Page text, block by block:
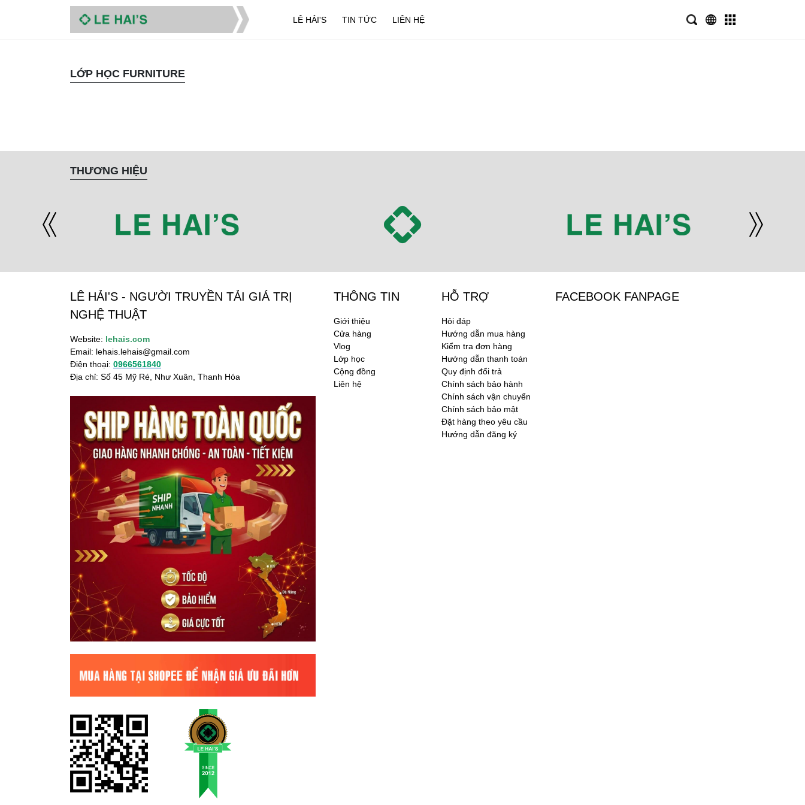
LÊ HẢI'S TIN TỨC LIÊN HỆ
LỚP HỌC FURNITURE
THƯƠNG HIỆU
LÊ HẢI'S - NGƯỜI TRUYỀN TẢI GIÁ TRỊ
NGHỆ THUẬT
Website: lehais.com
Email: lehais.lehais@gmail.com
Điện thoại: 0966561840
Địa chỉ: Số 45 Mỹ Ré, Như Xuân, Thanh Hóa
THÔNG TIN
Giới thiệu
Cửa hàng
Vlog
Lớp học
Cộng đồng
Liên hệ
HỖ TRỢ
Hỏi đáp
Hướng dẫn mua hàng
Kiểm tra đơn hàng
Hướng dẫn thanh toán
Quy định đổi trả
Chính sách bảo hành
Chính sách vận chuyển
Chính sách bảo mật
Đặt hàng theo yêu cầu
Hướng dẫn đăng ký
FACEBOOK FANPAGE